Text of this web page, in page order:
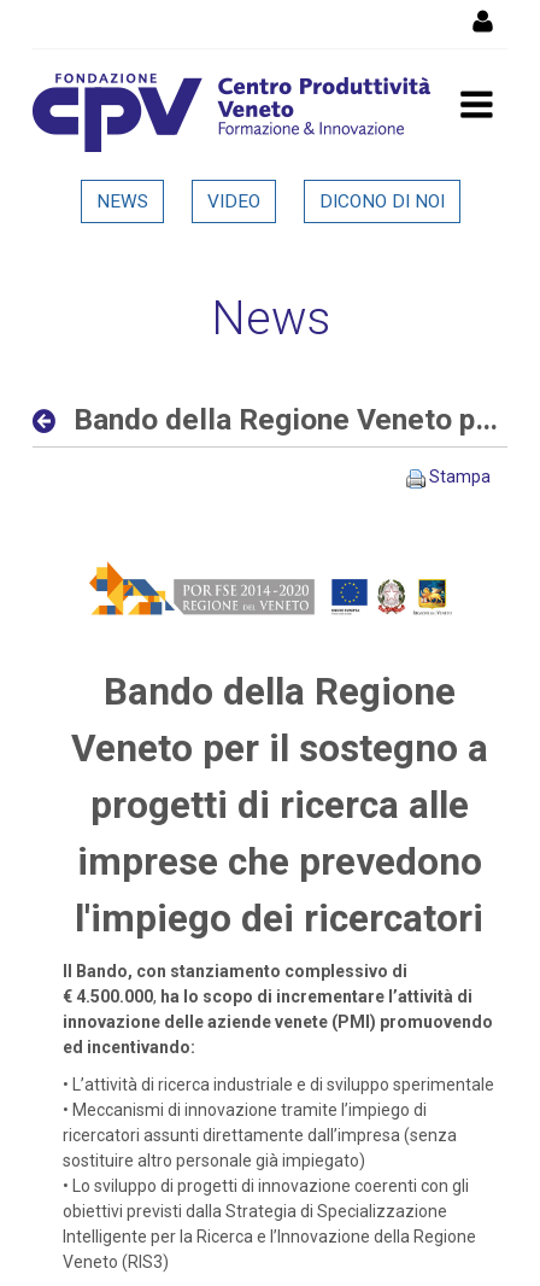
Bando della Regione Veneto
imprese - Dettaglio in
NEWS VIDEO DICONO DI NOI
News
Bando della Regione Veneto per progetti di ricerca alle imprese
Stampa
Bando della Regione
Veneto per il sostegno a
progetti di ricerca alle
imprese che prevedono
l'impiego dei ricercatori
Il Bando, con stanziamento complessivo di
€ 4.500.000, ha lo scopo di incrementare l’attività di
innovazione delle aziende venete (PMI) promuovendo
ed incentivando:
• L’attività di ricerca industriale e di sviluppo sperimentale
• Meccanismi di innovazione tramite l’impiego di
ricercatori assunti direttamente dall’impresa (senza
sostituire altro personale già impiegato)
• Lo sviluppo di progetti di innovazione coerenti con gli
obiettivi previsti dalla Strategia di Specializzazione
Intelligente per la Ricerca e l’Innovazione della Regione
Veneto (RIS3)